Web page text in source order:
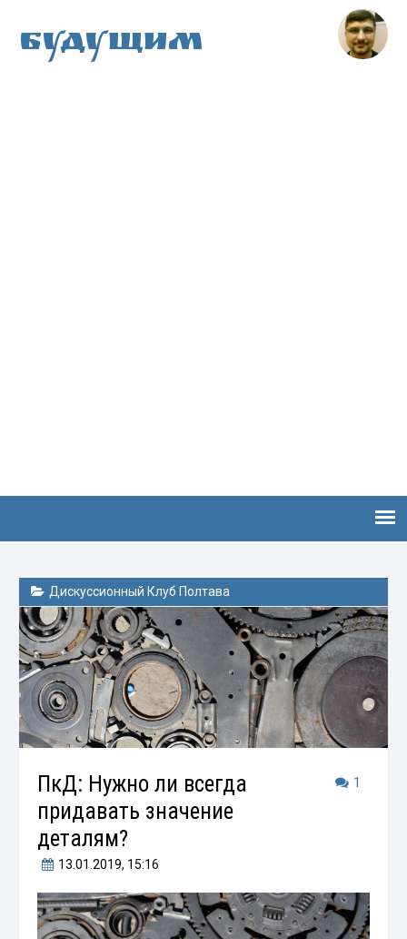
Будущим
Дискуссионный Клуб Полтава
1
ПкД: Нужно ли всегда
придавать значение
деталям?
13.01.2019, 15:16